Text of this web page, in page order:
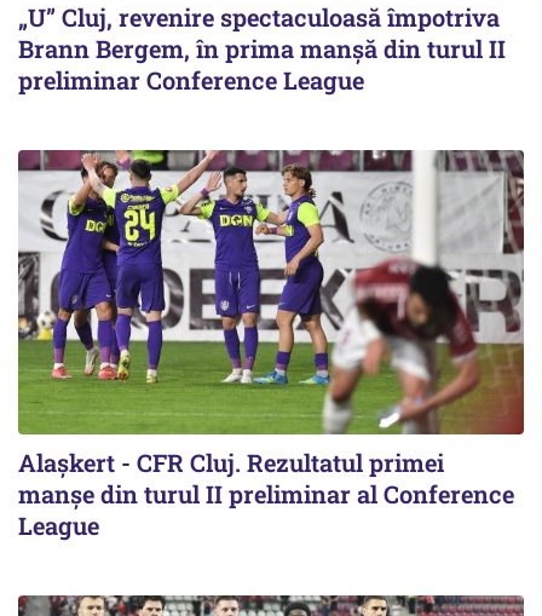
„U” Cluj, revenire spectaculoasă împotriva
Brann Bergem, în prima manșă din turul II
preliminar Conference League
Alaşkert - CFR Cluj. Rezultatul primei
manșe din turul II preliminar al Conference
League